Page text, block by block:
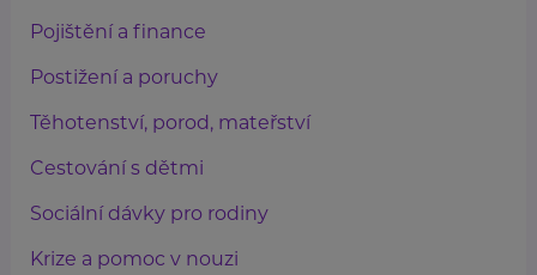
Pojištění a finance
Postižení a poruchy
Těhotenství, porod, mateřství
Cestování s dětmi
Sociální dávky pro rodiny
Krize a pomoc v nouzi